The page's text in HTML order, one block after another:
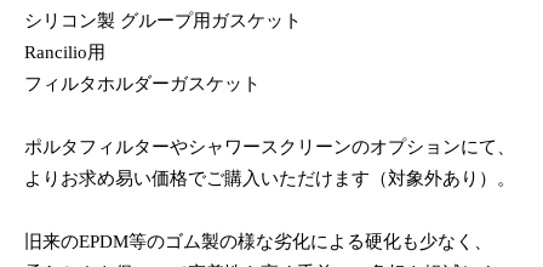
シリコン製 グループ用ガスケット
Rancilio用
フィルタホルダーガスケット
ポルタフィルターやシャワースクリーンのオプションにて、
よりお求め易い価格でご購入いただけます（対象外あり）。
旧来のEPDM等のゴム製の様な劣化による硬化も少なく、